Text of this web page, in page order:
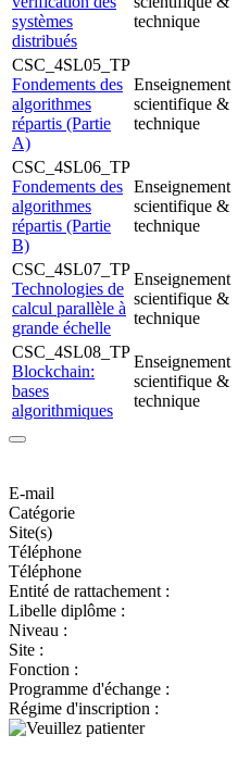
systèmes
distribués
technique
CSC_4SL05_TP
Fondements des
algorithmes
répartis (Partie
A)
Enseignement
scientifique &
technique
CSC_4SL06_TP
Fondements des
algorithmes
répartis (Partie
B)
Enseignement
scientifique &
technique
CSC_4SL07_TP
Technologies de
calcul parallèle à
grande échelle
Enseignement
scientifique &
technique
CSC_4SL08_TP
Blockchain:
bases
algorithmiques
Enseignement
scientifique &
technique
E-mail
Catégorie
Site(s)
Téléphone
Téléphone
Entité de rattachement :
Libelle diplôme :
Niveau :
Site :
Fonction :
Programme d'échange :
Régime d'inscription :